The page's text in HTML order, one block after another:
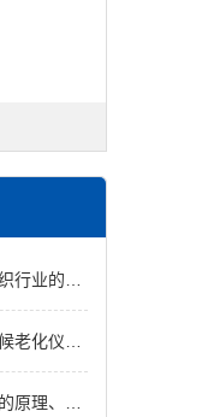
智能装备
程以提升产品质量
点及应用